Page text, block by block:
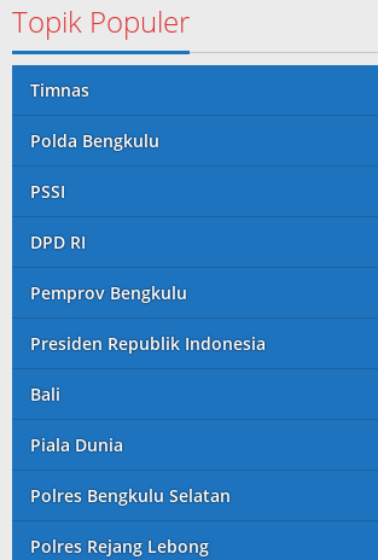
Topik Populer
Timnas
Polda Bengkulu
PSSI
DPD RI
Pemprov Bengkulu
Presiden Republik Indonesia
Bali
Piala Dunia
Polres Bengkulu Selatan
Polres Rejang Lebong